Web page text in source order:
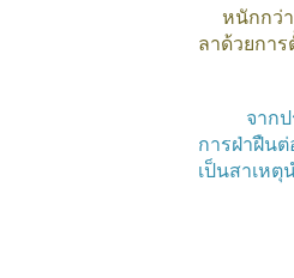
หนักกว่า
ลาด้วยกา
จากปร
การฝ่าฝืน
เป็นสาเห